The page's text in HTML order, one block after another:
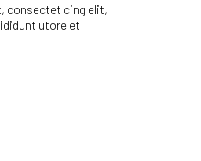
consectet cing elit,
utore et